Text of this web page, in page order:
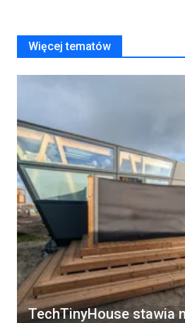
Więcej tematów
TechTinyHouse stawia